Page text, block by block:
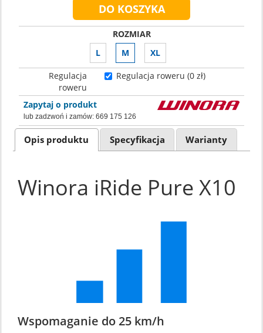
ROZMIAR
L
M XL
Regulacja
roweru
Regulacja roweru (0 zł)
Zapytaj o produkt
lub zadzwoń i zamów: 669 175 126
Opis produktu Specyfikacja Warianty
Winora iRide Pure X10
Wspomaganie do 25 km/h